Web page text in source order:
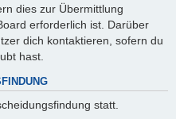
dies zur Übermittlung
erforderlich ist. Darüber
dich kontaktieren, sofern du
hast.
statt.